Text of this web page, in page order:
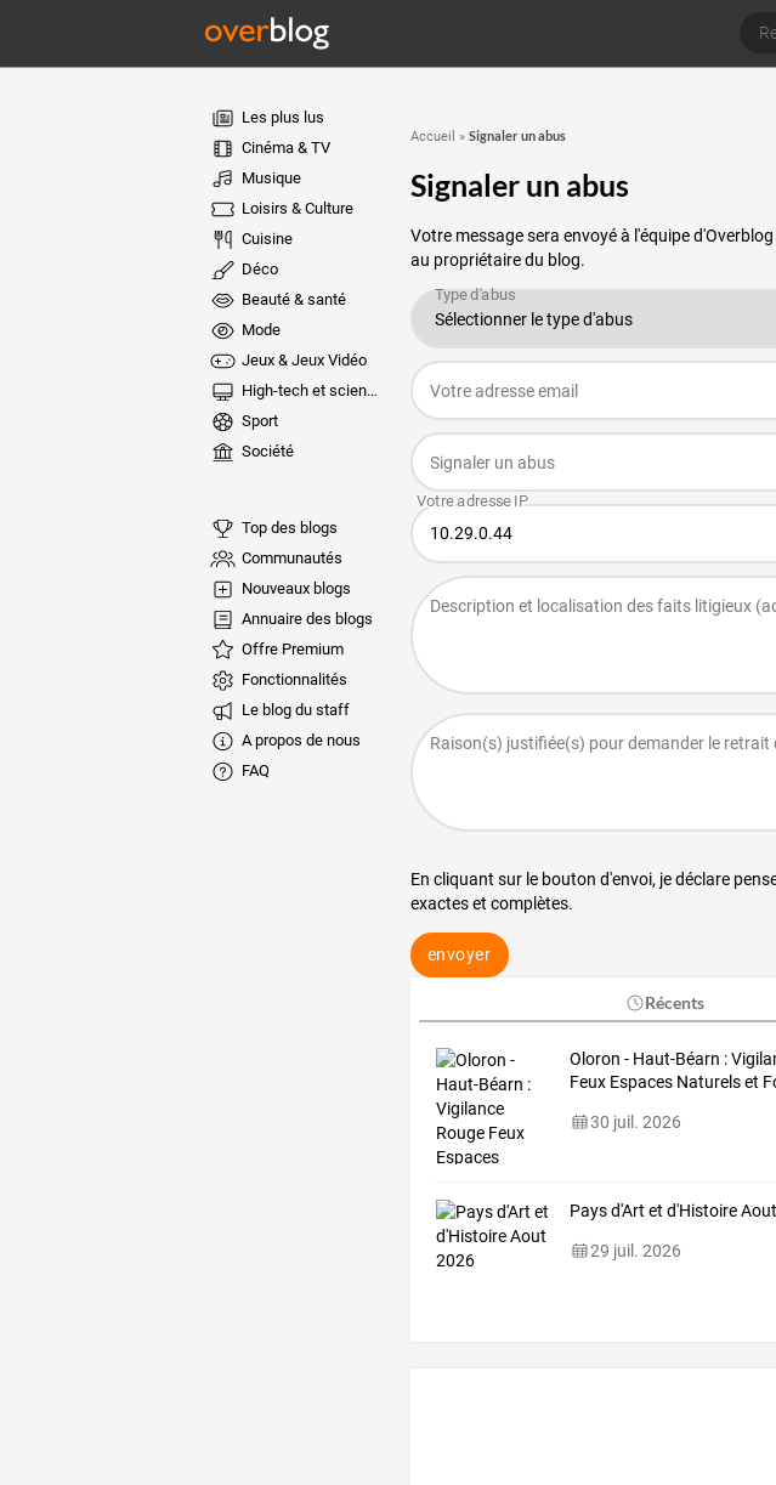
Les plus lus
Cinéma & TV
Musique
Loisirs & Culture
Cuisine
Déco
Beauté & santé
Mode
Jeux & Jeux Vidéo
High-tech et sciences
Sport
Société
Top des blogs
Communautés
Nouveaux blogs
Annuaire des blogs
Offre Premium
Fonctionnalités
Le blog du staff
A propos de nous
FAQ
Accueil » Signaler un abus
Signaler un abus
Votre message sera envoyé à l'équipe
au propriétaire du blog.
En cliquant sur le bouton d'envoi, je déclare
exactes et complètes.
envoyer
Récents
Oloron - Haut-Béarn :
Feux Espaces Naturels et
30 juil. 2026
Pays d'Art et d'Histoire
29 juil. 2026